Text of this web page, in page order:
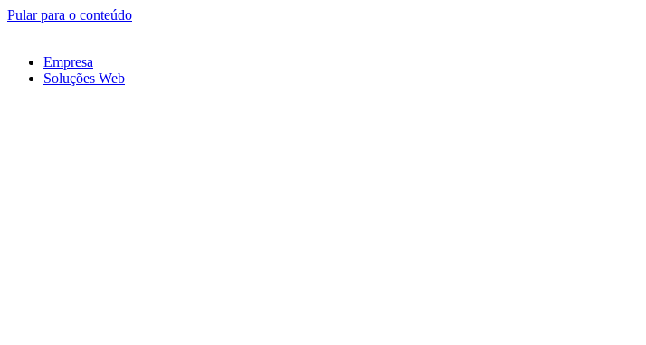
Pular para o conteúdo
Empresa
Soluções Web